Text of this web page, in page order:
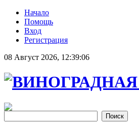
Начало
Помощь
Вход
Регистрация
08 Август 2026, 12:39:06